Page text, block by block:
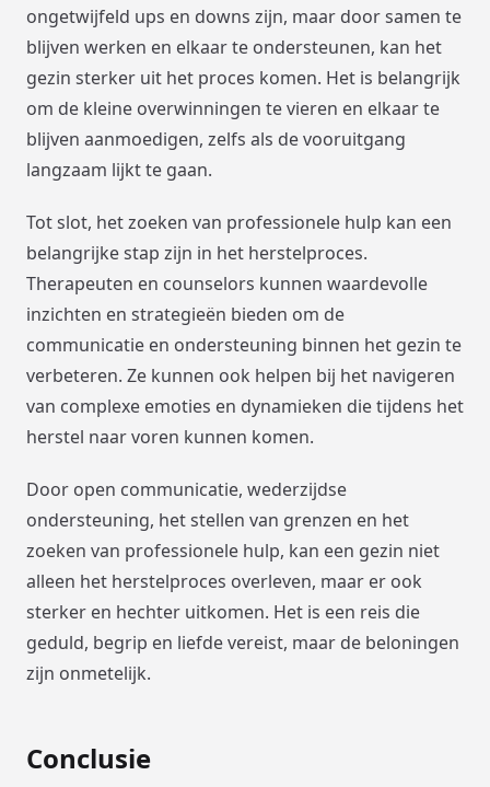
ongetwijfeld ups en downs zijn, maar door samen te
blijven werken en elkaar te ondersteunen, kan het
gezin sterker uit het proces komen. Het is belangrijk
om de kleine overwinningen te vieren en elkaar te
blijven aanmoedigen, zelfs als de vooruitgang
langzaam lijkt te gaan.
Tot slot, het zoeken van professionele hulp kan een
belangrijke stap zijn in het herstelproces.
Therapeuten en counselors kunnen waardevolle
inzichten en strategieën bieden om de
communicatie en ondersteuning binnen het gezin te
verbeteren. Ze kunnen ook helpen bij het navigeren
van complexe emoties en dynamieken die tijdens het
herstel naar voren kunnen komen.
Door open communicatie, wederzijdse
ondersteuning, het stellen van grenzen en het
zoeken van professionele hulp, kan een gezin niet
alleen het herstelproces overleven, maar er ook
sterker en hechter uitkomen. Het is een reis die
geduld, begrip en liefde vereist, maar de beloningen
zijn onmetelijk.
Conclusie